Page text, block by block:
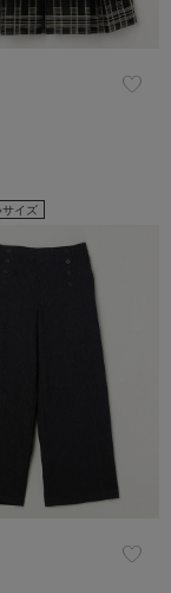
イズ